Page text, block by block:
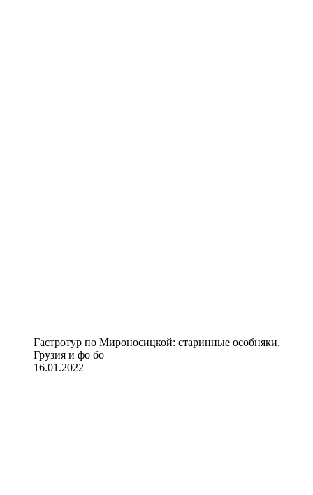
Гастротур по Мироносицкой: старинные особняки,
Грузия и фо бо
16.01.2022